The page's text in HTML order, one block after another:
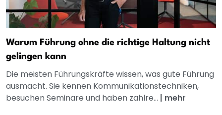
Warum Führung ohne die richtige Haltung nicht
gelingen kann
Die meisten Führungskräfte wissen, was gute Führung
ausmacht. Sie kennen Kommunikationstechniken,
besuchen Seminare und haben zahlre... | mehr